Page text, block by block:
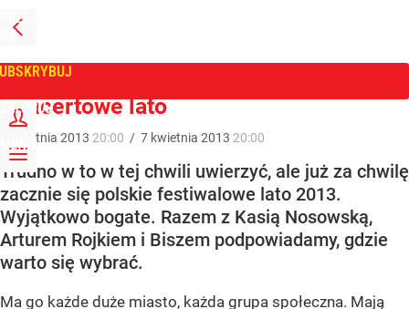
PRZEJDŹ
NA
GŁÓWNĄ
ZALOGUJ
MENU
Tygodnik Wprost
Koncertowe lato
kwietnia 2013 20:00 / 7 kwietnia 2013 20:00
Trudno w to w tej chwili uwierzyć, ale już za chwilę
zacznie się polskie festiwalowe lato 2013.
Wyjątkowo bogate. Razem z Kasią Nosowską,
Arturem Rojkiem i Biszem podpowiadamy, gdzie
warto się wybrać.
Ma go każde duże miasto, każda grupa społeczna. Mają